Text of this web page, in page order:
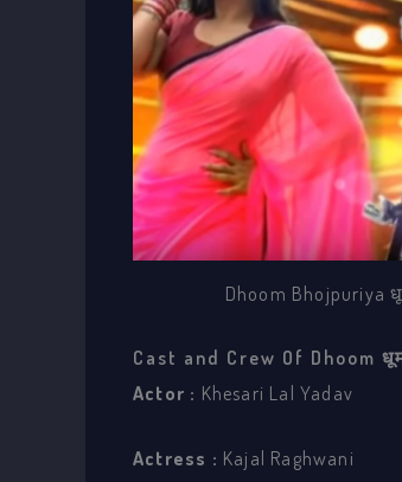
Dhoom Bhojpuriya
Cast and Crew Of Dhoom
Actor : Khesari Lal Yadav
Actress : Kajal Raghwani